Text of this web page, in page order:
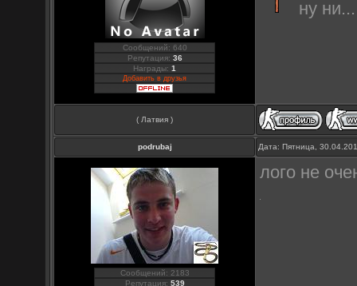
Сообщений: 640
Репутация: 36
Награды:1
Добавить в друзья
ну
( Латвия )
podrubaj Дата: Пятница,
Сообщений: 2183
Репутация: 539
лого не